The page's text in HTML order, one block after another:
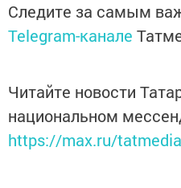
Следите за самым
Telegram-канале
Читайте новости
национальном
https://max.ru/tatmedia